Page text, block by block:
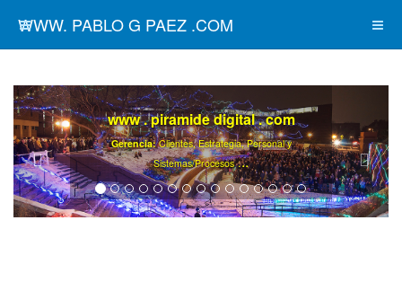
WWW. PABLO G PAEZ .COM
www . piramide digital . com
Gerencia:Clientes, Estrategia, Personal y
Sistemas/Procesos...